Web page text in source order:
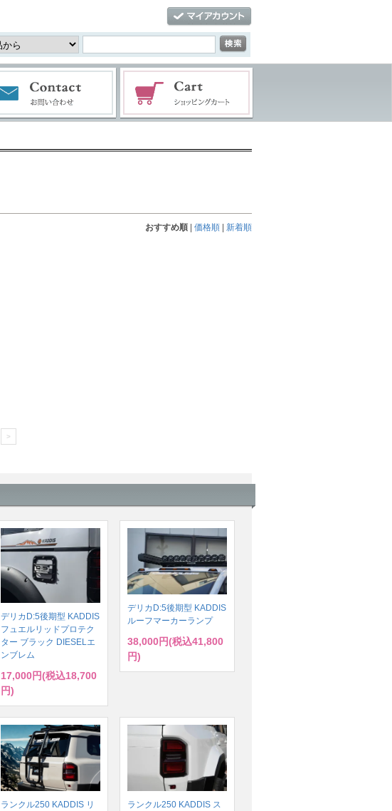
おすすめ順 価格順 新着順
>
デリカD:5後期型 KADDIS
フュエルリッドプロテク
ター ブラック DIESELエ
ンブレム
17,000円(税込18,700
円)
デリカD:5後期型 KADDIS
ルーフマーカーランプ
38,000円(税込41,800
円)
ランクル250 KADDIS リ
ランクル250 KADDIS ス